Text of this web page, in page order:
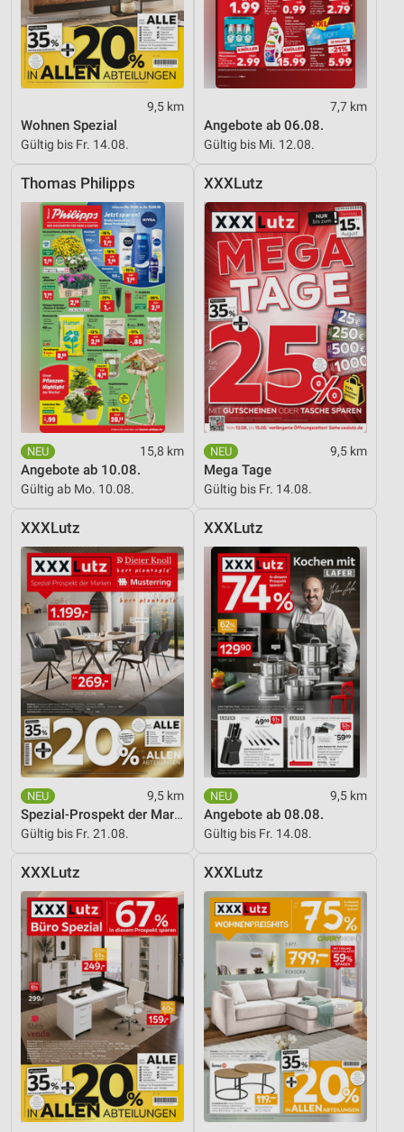
9,5 km
Wohnen Spezial
Gültig bis Fr. 14.08.
7,7 km
Angebote ab 06.08.
Gültig bis Mi. 12.08.
Thomas Philipps
15,8 km
Angebote ab 10.08.
Gültig ab Mo. 10.08.
XXXLutz
9,5 km
Mega Tage
Gültig bis Fr. 14.08.
XXXLutz
9,5 km
Spezial-Prospekt der Marken
Gültig bis Fr. 21.08.
XXXLutz
9,5 km
Angebote ab 08.08.
Gültig bis Fr. 14.08.
XXXLutz XXXLutz